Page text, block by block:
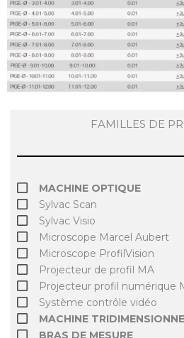
FAMILLES DE
MACHINE OPTIQUE
Sylvac Scan
Sylvac Visio
Microscope Marcel Aubert
Microscope ProfilVision
Projecteur de profil MA
Projecteur profil numérique
Système contrôle vidéo
MACHINE
BRAS DE MESURE